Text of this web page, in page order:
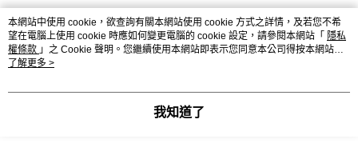
任。
４．使用「AFTEE先享後付」時，將依據個別帳號之用戶狀況，依本公司即
時審查核予不同之上限額度；若仍有額度不足之情形，本公司將視審查結果
請求用戶進行身份認證。
５．嚴禁一人註冊多個帳號或使用他人資訊註冊。若發現惡意使用之情形，
離島客戶-中華郵政
每筆NT$120，滿NT$2,000(含以上)免運費
熱門標籤
本網站中使用 cookie，欲查詢有關本網站使用 cookie 方式之詳情，及若您不希
望在電腦上使用 cookie 時應如何變更電腦的 cookie 設定，請參閱本網站「 隱私
權條款 」之 Cookie 聲明。您繼續使用本網站即表示您同意本公司得按本網站使
用條款之 Cookie 聲明使用 cookie。
了解更多 >
我知道了